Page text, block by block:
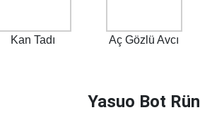
Kan Tadı Aç Gözlü Avcı
Yasuo Bot Rün